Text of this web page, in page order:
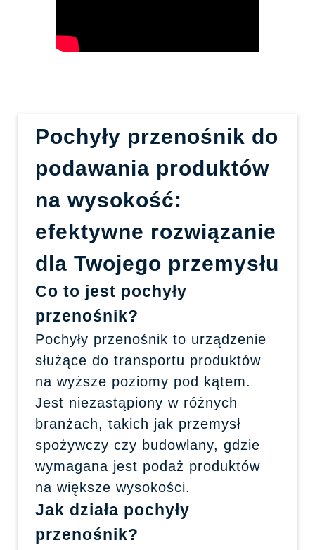
Pochyły przenośnik do
podawania produktów
na wysokość:
efektywne rozwiązanie
dla Twojego przemysłu
Co to jest pochyły
przenośnik?
Pochyły przenośnik to urządzenie
służące do transportu produktów
na wyższe poziomy pod kątem.
Jest niezastąpiony w różnych
branżach, takich jak przemysł
spożywczy czy budowlany, gdzie
wymagana jest podaż produktów
na większe wysokości.
Jak działa pochyły
przenośnik?